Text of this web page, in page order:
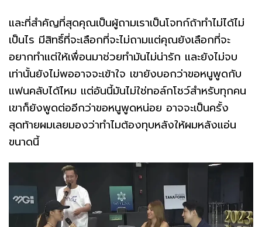
และที่สำคัญที่สุดคุณเป็นผู้ถามเราเป็นโจทก์ถ้าทำไม่ได้ไม่
เป็นไร มีสิทธิ์ที่จะเลือกที่จะไม่ถามแต่คุณยังเลือกที่จะ
อยากทำแต่ให้เพื่อนมาช่วยทำมันไม่น่ารัก และยังไม่จบ
เท่านั้นยังไม่พออาจจะเข้าใจ เขายังบอกว่าขอหนูพูดกับ
แฟนคลับได้ไหม แต่อันนี้มันไม่ใช่ทอล์กโชว์สำหรับทุกคน
เขาก็ยังพูดต่ออีกว่าขอหนูพูดหน่อย อาจจะเป็นครั้ง
สุดท้ายผมเลยมองว่าทำไมต้องทุบหลังให้ผมหลังแอ่น
ขนาดนี้